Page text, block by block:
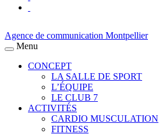
Agence de communication Montpellier
Menu
CONCEPT
LA SALLE DE SPORT
L’ÉQUIPE
LE CLUB 7
ACTIVITÉS
CARDIO MUSCULATION
FITNESS